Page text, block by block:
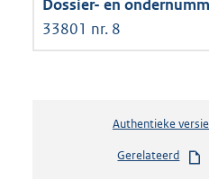
33801 nr. 8
Authentieke
Gerelateerd